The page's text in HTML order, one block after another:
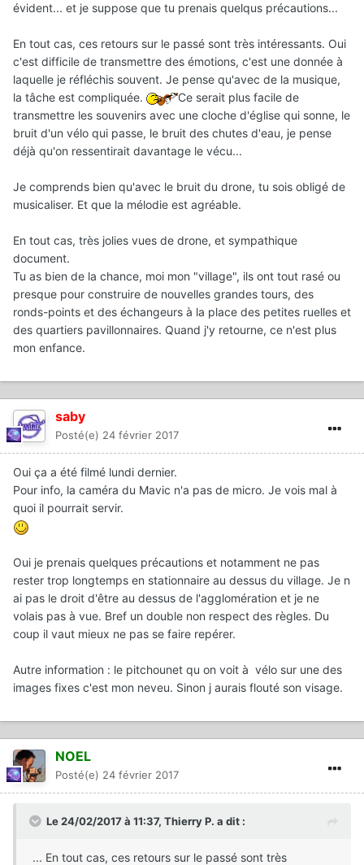
évident... et je suppose que tu prenais quelqus précautions...
En tout cas, ces retours sur le passé sont très intéressants. Oui
c'est difficile de transmettre des émotions, c'est une donnée à
laquelle je réfléchis souvent. Je pense qu'avec de la musique,
la tâche est compliquée.
Ce serait plus facile de
transmettre les souvenirs avec une cloche d'église qui sonne, le
bruit d'un vélo qui passe, le bruit des chutes d'eau, je pense
déjà qu'on ressentirait davantage le vécu...
Je comprends bien qu'avec le bruit du drone, tu sois obligé de
musicaliser. Et que la mélodie est agréable.
En tout cas, très jolies vues de drone, et sympathique
document.
Tu as bien de la chance, moi mon "village", ils ont tout rasé ou
presque pour construire de nouvelles grandes tours, des
ronds-points et des échangeurs à la place des petites ruelles et
des quartiers pavillonnaires. Quand j'y retourne, ce n'est plus
mon enfance.
saby
Posté(e) 24 février 2017
Oui ça a été filmé lundi dernier.
Pour info, la caméra du Mavic n'a pas de micro. Je vois mal à
quoi il pourrait servir.
Oui je prenais quelques précautions et notamment ne pas
rester trop longtemps en stationnaire au dessus du village. Je n
ai pas le droit d'être au dessus de l'agglomération et je ne
volais pas à vue. Bref un double non respect des règles. Du
coup il vaut mieux ne pas se faire repérer.
Autre information : le pitchounet qu on voit à vélo sur une des
images fixes c'est mon neveu. Sinon j aurais flouté son visage.
NOEL
Posté(e) 24 février 2017
Le 24/02/2017 à 11:37, Thierry P. a dit :
... En tout cas, ces retours sur le passé sont très